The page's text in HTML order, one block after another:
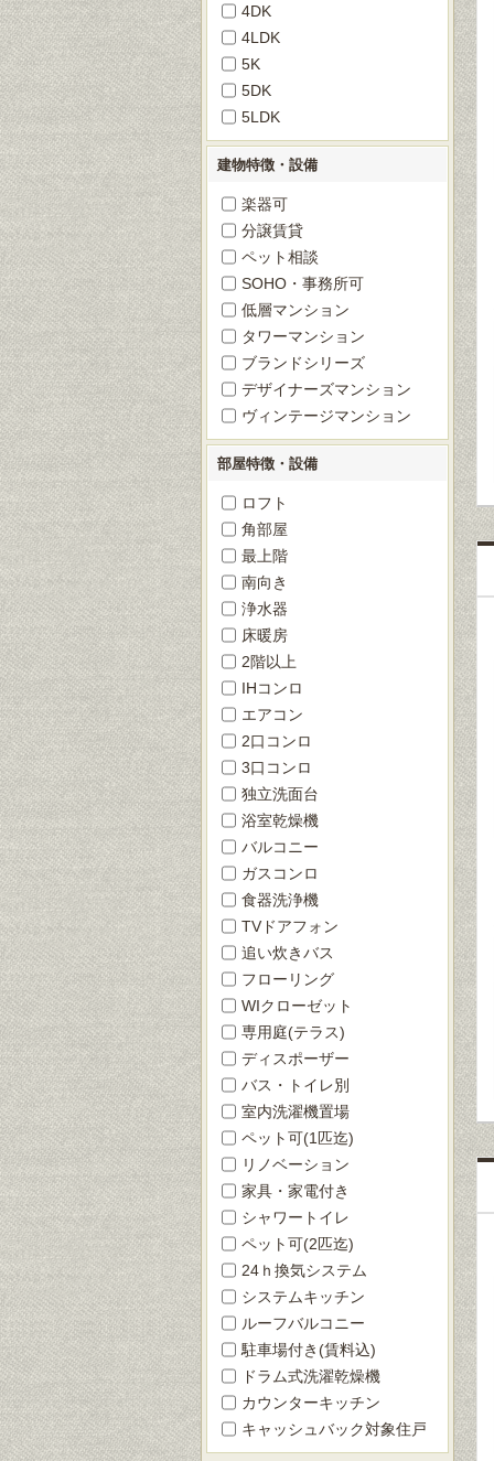
4DK
4LDK
5K
5DK
5LDK
建物特徴・設備
楽器可
分譲賃貸
ペット相談
SOHO・事務所可
低層マンション
タワーマンション
ブランドシリーズ
デザイナーズマンション
ヴィンテージマンション
部屋特徴・設備
ロフト
角部屋
最上階
南向き
浄水器
床暖房
2階以上
IHコンロ
エアコン
2口コンロ
3口コンロ
独立洗面台
浴室乾燥機
バルコニー
ガスコンロ
食器洗浄機
TVドアフォン
追い炊きバス
フローリング
WIクローゼット
専用庭(テラス)
ディスポーザー
バス・トイレ別
室内洗濯機置場
ペット可(1匹迄)
リノベーション
家具・家電付き
シャワートイレ
ペット可(2匹迄)
24ｈ換気システム
システムキッチン
ルーフバルコニー
駐車場付き(賃料込)
ドラム式洗濯乾燥機
カウンターキッチン
キャッシュバック対象住戸